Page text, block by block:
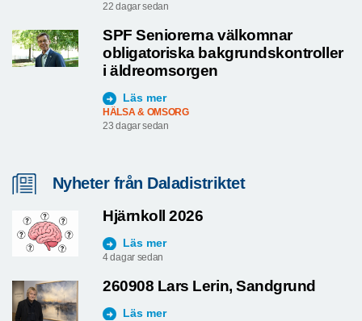
22 dagar sedan
SPF Seniorerna välkomnar
obligatoriska bakgrundskontroller
i äldreomsorgen
Läs mer
HÄLSA & OMSORG
23 dagar sedan
Nyheter från Daladistriktet
Hjärnkoll 2026
Läs mer
4 dagar sedan
260908 Lars Lerin, Sandgrund
Läs mer